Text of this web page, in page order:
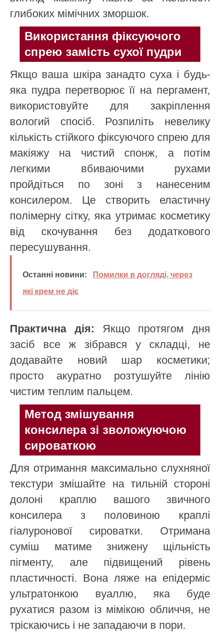
глибоких мімічних зморшок.
Використання фіксуючого
спрею замість сухої пудри
Якщо ваша шкіра занадто суха і будь-
яка пудра перетворює її на пергамент,
використовуйте для закріплення
вологий спосіб. Розпиліть невелику
кількість стійкого фіксуючого спрею для
макіяжу на чистий спонж, а потім
легкими вбиваючими рухами
пройдіться по зоні з нанесеним
консилером. Це створить еластичну
полімерну сітку, яка утримає косметику
від скочування без додаткового
пересушування.
Останні новини:
Помилки в догляді, через
які крем не діє
Практична дія: Якщо протягом дня
засіб все ж зібрався у складці, не
додавайте новий шар косметики;
просто акуратно розтушуйте лінію
чистим теплим пальцем.
Метод змішування
консилера зі зволожуючою
сироваткою
Для отримання максимально слухняної
текстури змішайте на тильній стороні
долоні краплю вашого звичного
консилера з половиною краплі
гіалуронової сироватки. Отримана
суміш матиме знижену щільність
пігменту, але підвищений рівень
пластичності. Вона ляже на епідерміс
ультратонкою вуаллю, яка буде
рухатися разом із мімікою обличчя, не
тріскаючись і не западаючи в пори.